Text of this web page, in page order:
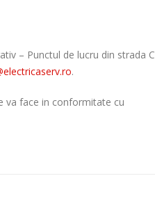
– Punctul de lucru din strada
.
va face in conformitate cu